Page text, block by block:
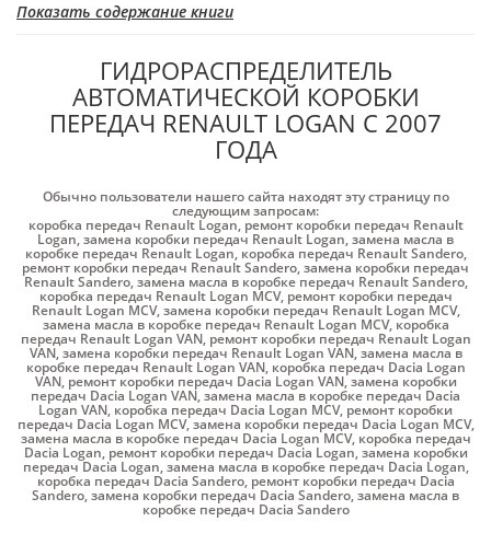
Показать содержание книги
ГИДРОРАСПРЕДЕЛИТЕЛЬ
АВТОМАТИЧЕСКОЙ КОРОБКИ
ПЕРЕДАЧ RENAULT LOGAN С 2007
ГОДА
Обычно пользователи нашего сайта находят эту страницу по
следующим запросам:
коробка передач Renault Logan, ремонт коробки передач Renault
Logan,замена коробки передач Renault Logan,замена масла в
коробке передач Renault Logan, коробка передач Renault Sandero,
ремонт коробки передач Renault Sandero,замена коробки передач
Renault Sandero,замена масла в коробке передач Renault Sandero,
коробка передач Renault Logan MCV, ремонт коробки передач
Renault Logan MCV,замена коробки передач Renault Logan MCV,
замена масла в коробке передач Renault Logan MCV, коробка
передач Renault Logan VAN, ремонт коробки передач Renault Logan
VAN,замена коробки передач Renault Logan VAN,замена масла в
коробке передач Renault Logan VAN, коробка передач Dacia Logan
VAN, ремонт коробки передач Dacia Logan VAN,замена коробки
передач Dacia Logan VAN,замена масла в коробке передач Dacia
Logan VAN, коробка передач Dacia Logan MCV, ремонт коробки
передач Dacia Logan MCV,замена коробки передач Dacia Logan MCV,
замена масла в коробке передач Dacia Logan MCV, коробка передач
Dacia Logan, ремонт коробки передач Dacia Logan,замена коробки
передач Dacia Logan,замена масла в коробке передач Dacia Logan,
коробка передач Dacia Sandero, ремонт коробки передач Dacia
Sandero,замена коробки передач Dacia Sandero,замена масла в
коробке передач Dacia Sandero